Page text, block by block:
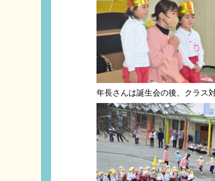
年長さんは誕生会の後、クラス